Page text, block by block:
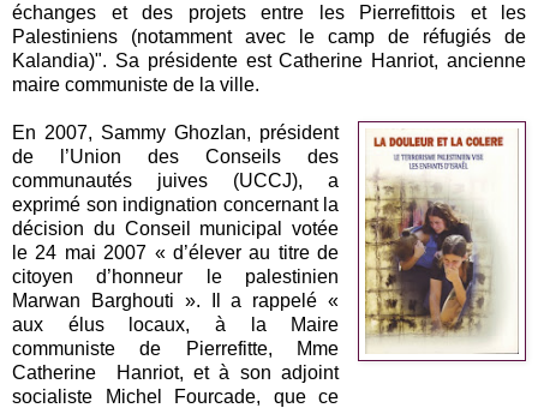
échanges et des projets entre les Pierrefittois et les
Palestiniens (notamment avec le camp de réfugiés de
Kalandia)". Sa présidente est Catherine Hanriot, ancienne
maire communiste de la ville.
En 2007, Sammy Ghozlan, président
de l’Union des Conseils des
communautés juives (UCCJ), a
exprimé son indignation concernant la
décision du Conseil municipal votée
le 24 mai 2007 « d’élever au titre de
citoyen d’honneur le palestinien
Marwan Barghouti ». Il a rappelé «
aux élus locaux, à la Maire
communiste de Pierrefitte, Mme
Catherine Hanriot, et à son adjoint
socialiste Michel Fourcade, que ce